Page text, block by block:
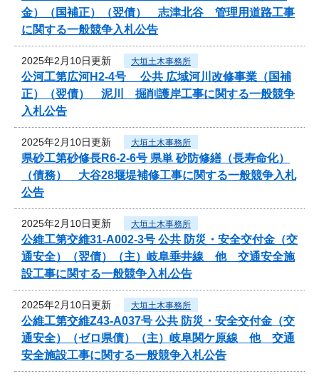
金）（国補正）（翌債） 志津北谷 管理用道路工事
に関する一般競争入札公告
2025年2月10日更新 大垣土木事務所
公河工第広河H2-4号 公共 広域河川改修事業（国補
正）（翌債） 泥川 掘削護岸工事に関する一般競争
入札公告
2025年2月10日更新 大垣土木事務所
県砂工第砂修長R6-2-6号 県単 砂防修繕（長寿命化）
（債務） 大谷28堰堤補修工事に関する一般競争入札
公告
2025年2月10日更新 大垣土木事務所
公維工第交維31-A002-3号 公共 防災・安全交付金（交
通安全）（翌債）（主）岐阜垂井線 他 交通安全施
設工事に関する一般競争入札公告
2025年2月10日更新 大垣土木事務所
公維工第交維Z43-A037号 公共 防災・安全交付金（交
通安全）（ゼロ県債）（主）岐阜関ケ原線 他 交通
安全施設工事に関する一般競争入札公告